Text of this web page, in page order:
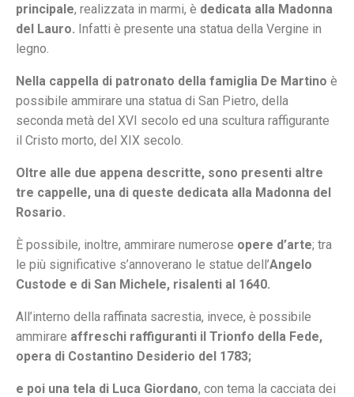
principale, realizzata in marmi, è dedicata alla Madonna
del Lauro. Infatti è presente una statua della Vergine in
legno.
Nella cappella di patronato della famiglia De Martino è
possibile ammirare una statua di San Pietro, della
seconda metà del XVI secolo ed una scultura raffigurante
il Cristo morto, del XIX secolo.
Oltre alle due appena descritte, sono presenti altre
tre cappelle, una di queste dedicata alla Madonna del
Rosario.
È possibile, inoltre, ammirare numerose opere d’arte; tra
le più significative s’annoverano le statue dell’Angelo
Custode e di San Michele, risalenti al 1640.
All’interno della raffinata sacrestia, invece, è possibile
ammirare affreschi raffiguranti il Trionfo della Fede,
opera di Costantino Desiderio del 1783;
e poi una tela di Luca Giordano, con tema la cacciata dei